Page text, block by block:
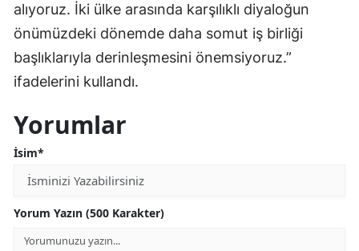
alıyoruz. İki ülke arasında karşılıklı diyaloğun
önümüzdeki dönemde daha somut iş birliği
başlıklarıyla derinleşmesini önemsiyoruz.”
ifadelerini kullandı.
Yorumlar
İsim*
Yorum Yazın (500 Karakter)